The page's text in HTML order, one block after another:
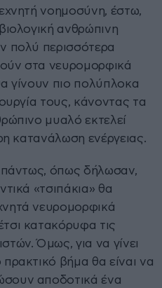
νοημοσύνη, έστω,
ανθρώπινη
πολύ περισσότερα
στα νευρομορφικά
γίνουν πιο πολύπλοκα
τους, κάνοντας τα
μυαλό εκτελεί
κατανάλωση ενέργειας.
πάντως, όπως δήλωσαν,
«τσιπάκια» θα
νευρομορφικά
κατακόρυφα τις
Όμως, για να γίνει
βήμα θα είναι να
αποδοτικά ένα